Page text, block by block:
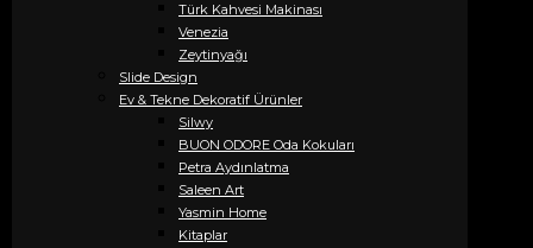
Türk Kahvesi Makinası
Venezia
Zeytinyağı
Slide Design
Ev & Tekne Dekoratif Ürünler
Silwy
BUON ODORE Oda Kokuları
Petra Aydınlatma
Saleen Art
Yasmin Home
Kitaplar